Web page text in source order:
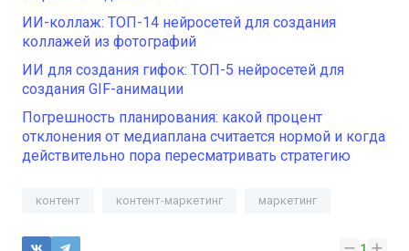
ИИ-коллаж: ТОП-14 нейросетей для создания
коллажей из фотографий
ИИ для создания гифок: ТОП-5 нейросетей для
создания GIF-анимации
Погрешность планирования: какой процент
отклонения от медиаплана считается нормой и когда
действительно пора пересматривать стратегию
контент контент-маркетинг маркетинг